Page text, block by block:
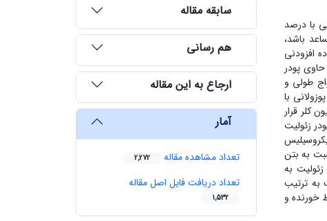
با درصد
باشد،
افزودنی
پودر
طولی و
با
سدیم و یون کلر قرار
زئولیت
به بتن
به
به ترتیب
خورنده و
سابقه مقاله
هم رسانی
ارجاع به این مقاله
آمار
تعداد مشاهده مقاله 2,272
تعداد دریافت فایل اصل مقاله
1,532